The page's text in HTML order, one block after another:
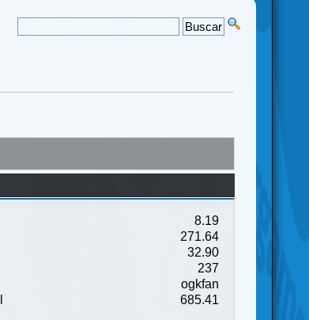
8.19
271.64
32.90
237
ogkfan
685.41